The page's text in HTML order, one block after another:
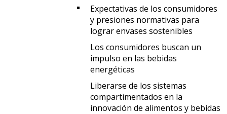
Expectativas de los consumidores
y presiones normativas para
lograr envases sostenibles
Los consumidores buscan un
impulso en las bebidas
energéticas
Liberarse de los sistemas
compartimentados en la
innovación de alimentos y bebidas